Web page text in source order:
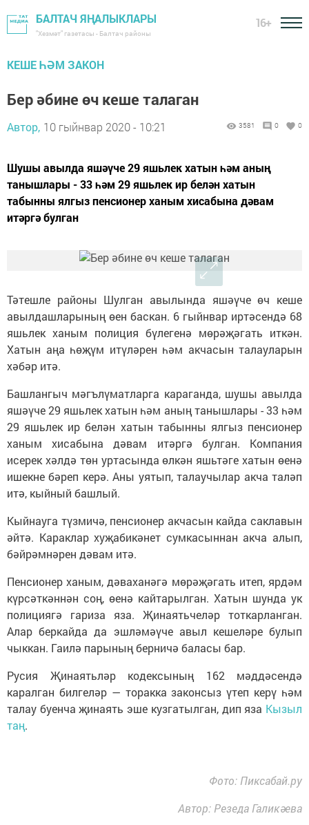
БАЛТАЧ ЯҢАЛЫКЛАРЫ
"Хезмәт" газетасы - Балтач районы
16+
КЕШЕ ҺӘМ ЗАКОН
Бер әбине өч кеше талаган
Автор, 10 гыйнвар 2020 - 10:21 3581 0 0
Шушы авылда яшәүче 29 яшьлек хатын һәм аның
танышлары - 33 һәм 29 яшьлек ир белән хатын
табынны ялгыз пенсионер ханым хисабына дәвам
итәргә булган
Тәтешле районы Шулган авылында яшәүче өч кеше
авылдашларының өен баскан. 6 гыйнвар иртәсендә 68
яшьлек ханым полиция бүлегенә мөрәҗәгать иткән.
Хатын аңа һөҗүм итүләрен һәм акчасын талауларын
хәбәр итә.
Башлангыч мәгълүматларга караганда, шушы авылда
яшәүче 29 яшьлек хатын һәм аның танышлары - 33 һәм
29 яшьлек ир белән хатын табынны ялгыз пенсионер
ханым хисабына дәвам итәргә булган. Компания
исерек хәлдә төн уртасында өлкән яшьтәге хатын өенә
ишекне бәреп керә. Аны уятып, талаучылар акча таләп
итә, кыйный башлый.
Кыйнауга түзмичә, пенсионер акчасын кайда саклавын
әйтә. Караклар хуҗабикәнет сумкасыннан акча алып,
бәйрәмнәрен дәвам итә.
Пенсионер ханым, дәваханәгә мөрәҗәгать итеп, ярдәм
күрсәткәннән соң, өенә кайтарылган. Хатын шунда ук
полициягә гариза яза. Җинаятьчеләр тоткарланган.
Алар беркайда да эшләмәүче авыл кешеләре булып
чыккан. Гаилә парының берничә баласы бар.
Русия Җинаятьләр кодексының 162 мәддәсендә
каралган билгеләр — торакка законсыз үтеп керү һәм
талау буенча җинаять эше кузгатылган, дип яза Кызыл
таң.
Фото: Пиксабай.ру
Автор: Резеда Галикәева